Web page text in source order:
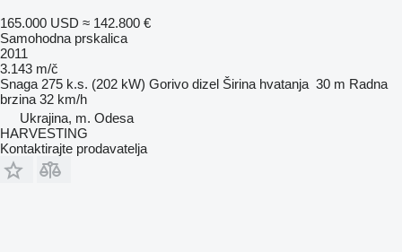
165.000 USD ≈ 142.800 €
Samohodna prskalica
2011
3.143 m/č
Snaga 275 k.s. (202 kW) Gorivo dizel Širina hvatanja 30 m Radna
brzina 32 km/h
Ukrajina, m. Odesa
HARVESTING
Kontaktirajte prodavatelja